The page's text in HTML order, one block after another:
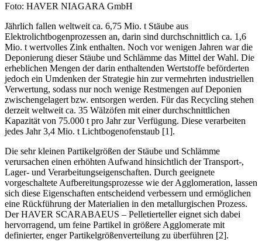
Foto: HAVER NIAGARA GmbH
Jährlich fallen weltweit ca. 6,75 Mio. t Stäube aus
Elektrolichtbogenprozessen an, darin sind durchschnittlich ca. 1,6
Mio. t wertvolles Zink enthalten. Noch vor wenigen Jahren war die
Deponierung dieser Stäube und Schlämme das Mittel der Wahl. Die
erheblichen Mengen der darin enthaltenden Wertstoffe beförderten
jedoch ein Umdenken der Strategie hin zur vermehrten industriellen
Verwertung, sodass nur noch wenige Restmengen auf Deponien
zwischengelagert bzw. entsorgen werden. Für das Recycling stehen
derzeit weltweit ca. 35 Wälzöfen mit einer durchschnittlichen
Kapazität von 75.000 t pro Jahr zur Verfügung. Diese verarbeiten
jedes Jahr 3,4 Mio. t Lichtbogenofenstaub [1].
Die sehr kleinen Partikelgrößen der Stäube und Schlämme
verursachen einen erhöhten Aufwand hinsichtlich der Transport-,
Lager- und Verarbeitungseigenschaften. Durch geeignete
vorgeschaltete Aufbereitungsprozesse wie der Agglomeration, lassen
sich diese Eigenschaften entscheidend verbessern und ermöglichen
eine Rückführung der Materialien in den metallurgischen Prozess.
Der HAVER SCARABAEUS – Pelletierteller eignet sich dabei
hervorragend, um feine Partikel in größere Agglomerate mit
definierter, enger Partikelgrößenverteilung zu überführen [2].